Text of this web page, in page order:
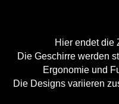
Hier endet die
Die Geschirre werden
Ergonomie und
Die Designs variieren